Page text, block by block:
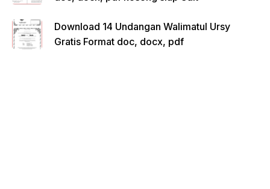
Download 14 Undangan Walimatul Ursy
Gratis Format doc, docx, pdf